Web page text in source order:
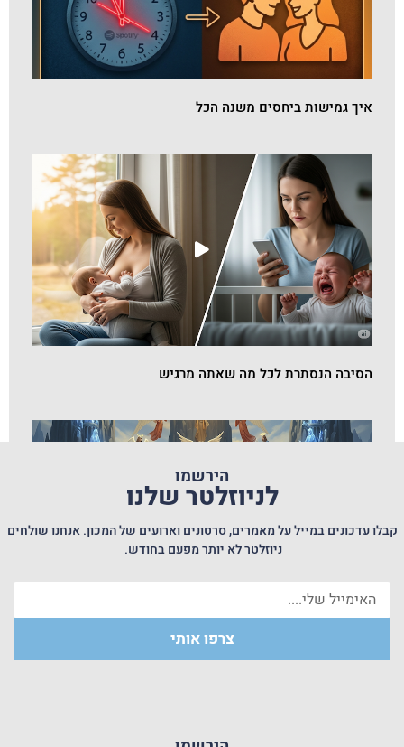
איך גמישות ביחסים משנה הכל
הסיבה הנסתרת לכל מה שאתה מרגיש
תודעת החסר של עולם הצרכנות – השורשים הנפשיים
והפתרון לפי ימימה. הרצאה בקונגרס העולמי למדעי היהדות
הירשמו
לניוזלטר שלנו
קבלו עדכונים במייל על מאמרים, סרטונים וארועים של המכון. אנחנו שולחים
ניוזלטר לא יותר מפעם בחודש.
צרפו אותי